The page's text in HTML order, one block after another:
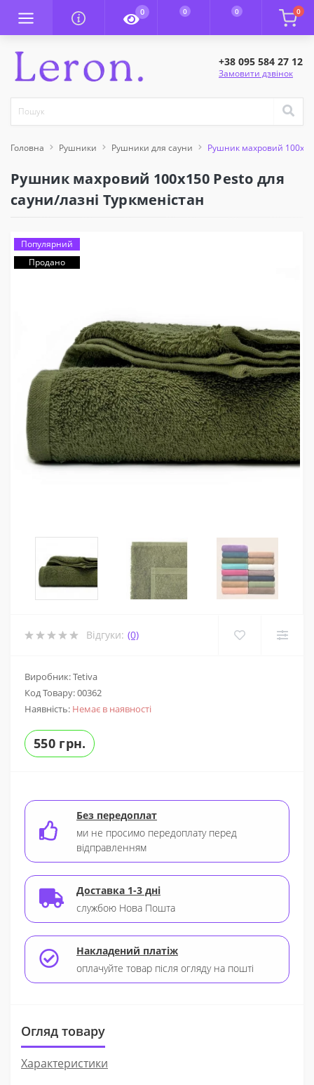
0 0 0 0
+38 095 584 27 12
Замовити дзвінок
Головна Рушники Рушники для сауни Рушник махровий
Рушник махровий 100x150 Pesto для
сауни/лазні Туркменістан
Популярний
Продано
Відгуки: (0)
Виробник: Tetiva
Код Товару:00362
Наявність: Немає в наявності
550 грн.
Без передоплат
ми не просимо передоплату перед
відправленням
Доставка 1-3 дні
службою Нова Пошта
Накладений платіж
оплачуйте товар після огляду на пошті
Огляд товару
Характеристики